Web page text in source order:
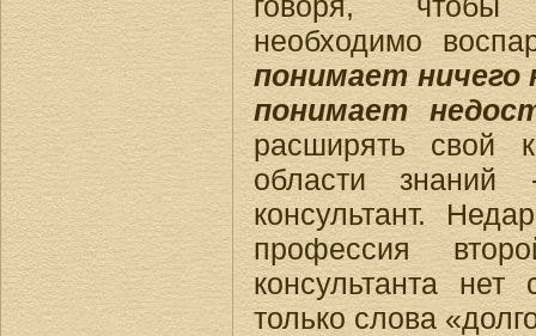
необходимо
понимает ничего
понимает
расширять свой
области знаний
консультант.
профессия
консультанта
только слова